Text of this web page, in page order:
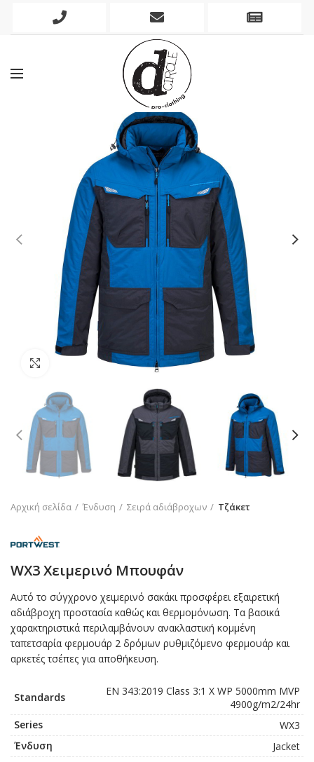
Phone
Mobile
Click to enlarge
Αρχική σελίδα Ένδυση Σειρά αδιάβροχων Τζάκετ
WX3 Χειμερινό Μπουφάν
Αυτό το σύγχρονο χειμερινό σακάκι προσφέρει εξαιρετική
αδιάβροχη προστασία καθώς και θερμομόνωση. Τα βασικά
χαρακτηριστικά περιλαμβάνουν ανακλαστική κομμένη
ταπετσαρία φερμουάρ 2 δρόμων ρυθμιζόμενο φερμουάρ και
αρκετές τσέπες για αποθήκευση.
Standards
EN 343:2019 Class 3:1 X WP 5000mm MVP
4900g/m2/24hr
Series
WX3
Ένδυση
Jacket